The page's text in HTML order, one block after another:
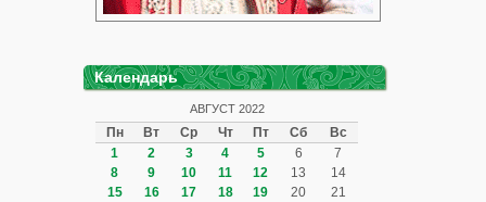
Календарь
АВГУСТ 2022
Пн Вт Ср Чт Пт Сб Вс
1 2 3 4 5 6
7
8
9 10 11 12 13
14
15
16 17 18 19 20
21